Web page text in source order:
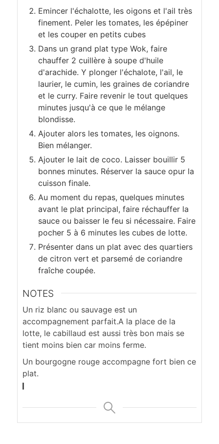
Emincer l'échalotte, les oigons et l'ail très
finement. Peler les tomates, les épépiner
et les couper en petits cubes
Dans un grand plat type Wok, faire
chauffer 2 cuillère à soupe d'huile
d'arachide. Y plonger l'échalote, l'ail, le
laurier, le cumin, les graines de coriandre
et le curry. Faire revenir le tout quelques
minutes jusqu'à ce que le mélange
blondisse.
Ajouter alors les tomates, les oignons.
Bien mélanger.
Ajouter le lait de coco. Laisser bouillir 5
bonnes minutes. Réserver la sauce opur la
cuisson finale.
Au moment du repas, quelques minutes
avant le plat principal, faire réchauffer la
sauce ou baisser le feu si nécessaire. Faire
pocher 5 à 6 minutes les cubes de lotte.
Présenter dans un plat avec des quartiers
de citron vert et parsemé de coriandre
fraîche coupée.
NOTES
Un riz blanc ou sauvage est un
accompagnement parfait.A la place de la
lotte, le cabillaud est aussi très bon mais se
tient moins bien car moins ferme.
Un bourgogne rouge accompagne fort bien ce
plat.